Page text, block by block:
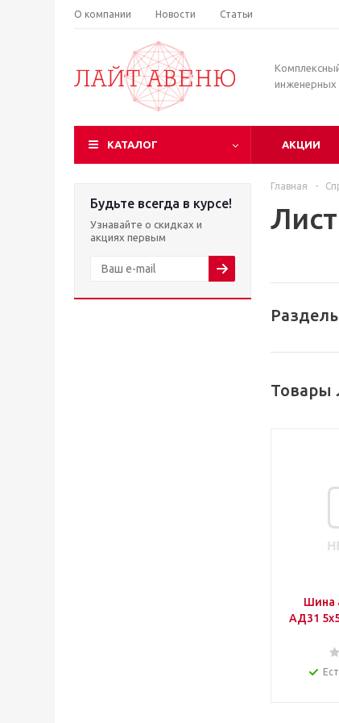
О компании Новости Статьи
инженерных
КАТАЛОГ АКЦИИ
Будьте всегда в курсе!
Узнавайте о скидках и
акциях первым
Главная -
Товары
Шина
АД31